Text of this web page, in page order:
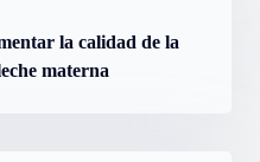
la calidad de la
materna